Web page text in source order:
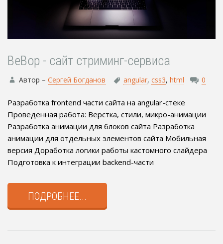
BeBop - сайт стриминг-сервиса
Автор – Сергей Богданов angular, css3, html 0
Разработка frontend части сайта на angular-стеке
Проведенная работа: Верстка, стили, микро-анимации
Разработка анимации для блоков сайта Разработка
анимации для отдельных элементов сайта Мобильная
версия Доработка логики работы кастомного слайдера
Подготовка к интеграции backend-части
ПОДРОБНЕЕ...